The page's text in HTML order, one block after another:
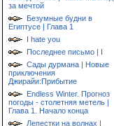
за мечтой
Безумные будни в
Египтусе | Глава 1
I hate you
Последнее письмо | I
Сады дурмана | Новые
приключения
Джирайи:Прибытие
Endless Winter. Прогноз
погоды - столетняя метель |
Глава 1. Начало конца
Лепестки на волнах |